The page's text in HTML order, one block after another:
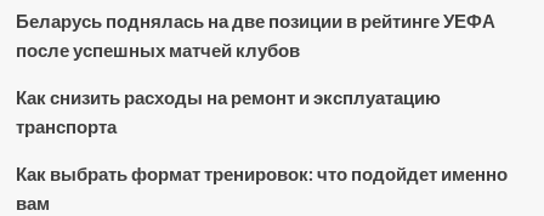
Беларусь поднялась на две позиции в рейтинге УЕФА
после успешных матчей клубов
Как снизить расходы на ремонт и эксплуатацию
транспорта
Как выбрать формат тренировок: что подойдет именно
вам